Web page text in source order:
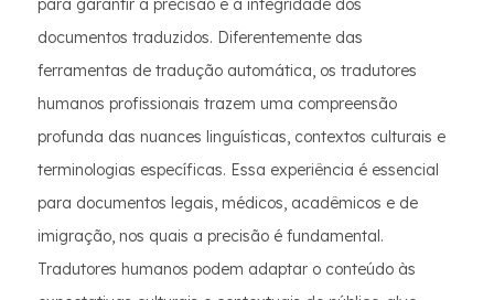
para garantir a precisão e a integridade dos
documentos traduzidos. Diferentemente das
ferramentas de tradução automática, os tradutores
humanos profissionais trazem uma compreensão
profunda das nuances linguísticas, contextos culturais e
terminologias específicas. Essa experiência é essencial
para documentos legais, médicos, acadêmicos e de
imigração, nos quais a precisão é fundamental.
Tradutores humanos podem adaptar o conteúdo às